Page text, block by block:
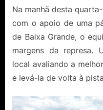
Na manhã desta
com o apoio de uma
de Baixa Grande, o
margens da represa.
local avaliando a
e levá-la de volta à